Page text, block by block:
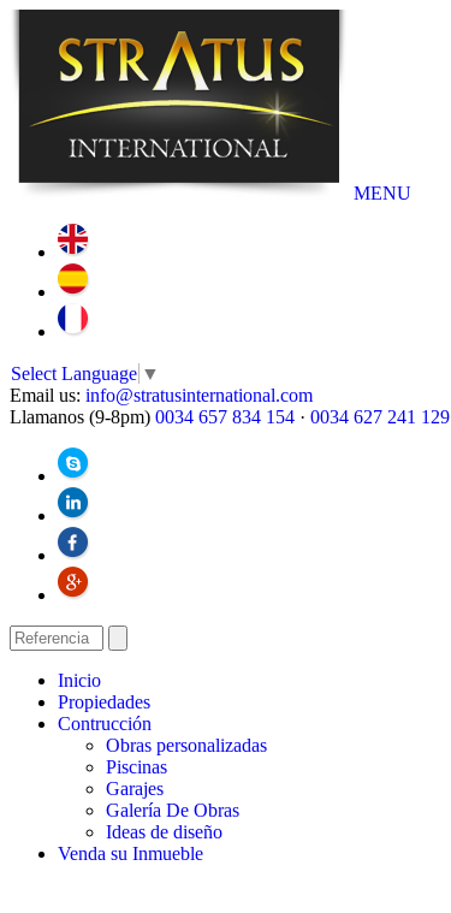
MENU
Select Language ▼
Email us: info@stratusinternational.com
Llamanos (9-8pm) 0034 657 834 154 · 0034 627 241 129
Inicio
Propiedades
Contrucción
Obras personalizadas
Piscinas
Garajes
Galería De Obras
Ideas de diseño
Venda su Inmueble